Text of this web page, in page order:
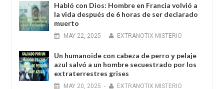
Habló con Dios: Hombre en Francia volvió a
la vida después de 6 horas de ser declarado
muerto
MAY 22, 2025 - EXTRANOTIX MISTERIO
Un humanoide con cabeza de perro у pelaje
azul salvó a un hombre secuestrado por los
extraterrestres grises
MAY 20, 2025 - EXTRANOTIX MISTERIO